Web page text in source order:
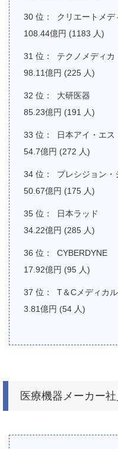
クリエートメデ
108.44億円 (1183 人)
テクノメディカ
98.11億円 (225 人)
大研医器
85.23億円 (191 人)
日本アイ・エス
54.7億円 (272 人)
プレシジョン・
50.67億円 (175 人)
日本ラッド
34.22億円 (285 人)
CYBERDYNE
17.92億円 (95 人)
T＆Cメディカ
3.81億円 (54 人)
医療機器メーカー